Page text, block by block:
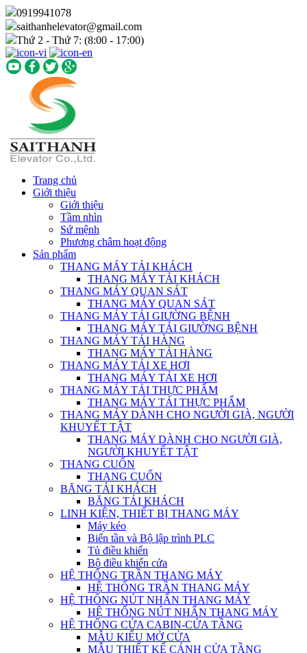
0919941078
saithanhelevator@gmail.com
Thứ 2 - Thứ 7: (8:00 - 17:00)
Trang chủ
Giới thiệu
Giới thiệu
Tầm nhìn
Sứ mệnh
Phương châm hoạt động
Sản phẩm
THANG MÁY TẢI KHÁCH
THANG MÁY TẢI KHÁCH
THANG MÁY QUAN SÁT
THANG MÁY QUAN SÁT
THANG MÁY TẢI GIƯỜNG BỆNH
THANG MÁY TẢI GIƯỜNG BỆNH
THANG MÁY TẢI HÀNG
THANG MÁY TẢI HÀNG
THANG MÁY TẢI XE HƠI
THANG MÁY TẢI XE HƠI
THANG MÁY TẢI THỰC PHẨM
THANG MÁY TẢI THỰC PHẨM
THANG MÁY DÀNH CHO NGƯỜI GIÀ, NGƯỜI
KHUYẾT TẬT
THANG MÁY DÀNH CHO NGƯỜI GIÀ,
NGƯỜI KHUYẾT TẬT
THANG CUỐN
THANG CUỐN
BĂNG TẢI KHÁCH
BĂNG TẢI KHÁCH
LINH KIỆN, THIẾT BỊ THANG MÁY
Máy kéo
Biến tần và Bộ lập trình PLC
Tủ điều khiển
Bộ điều khiển cửa
HỆ THỐNG TRẦN THANG MÁY
HỆ THỐNG TRẦN THANG MÁY
HỆ THỐNG NÚT NHẤN THANG MÁY
HỆ THỐNG NÚT NHẤN THANG MÁY
HỆ THỐNG CỬA CABIN-CỬA TẦNG
MẪU KIỂU MỞ CỬA
MẪU THIẾT KẾ CÁNH CỬA TẦNG